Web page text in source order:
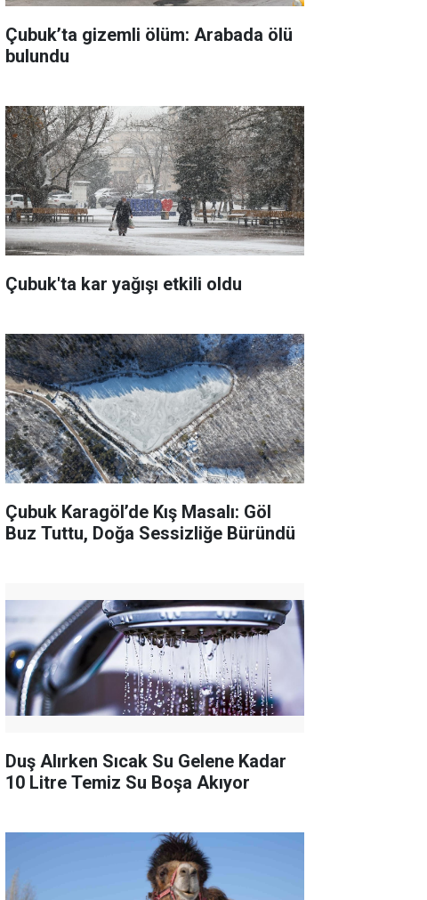
Çubuk’ta gizemli ölüm: Arabada ölü
bulundu
Çubuk'ta kar yağışı etkili oldu
Çubuk Karagöl’de Kış Masalı: Göl
Buz Tuttu, Doğa Sessizliğe Büründü
Duş Alırken Sıcak Su Gelene Kadar
10 Litre Temiz Su Boşa Akıyor